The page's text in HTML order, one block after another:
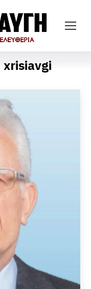
xrisiavgi